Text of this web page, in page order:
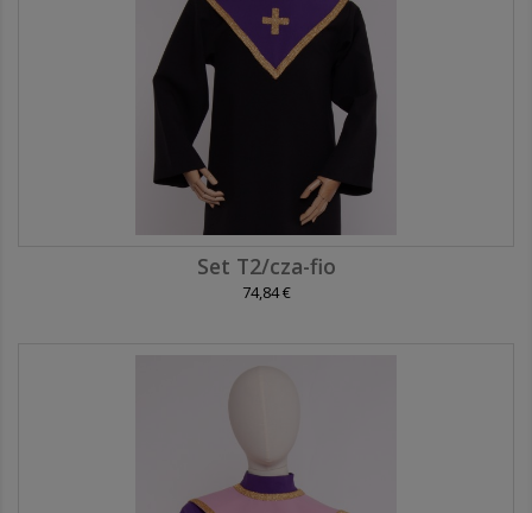
Set T2/cza-fio
74,84 €